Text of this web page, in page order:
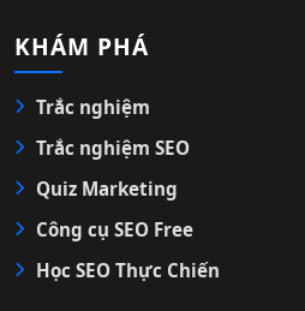
KHÁM PHÁ
Trắc nghiệm
Trắc nghiệm SEO
Quiz Marketing
Công cụ SEO Free
Học SEO Thực Chiến